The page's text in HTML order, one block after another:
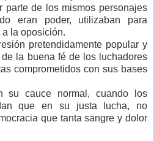
parte de los mismos personajes
eran poder, utilizaban para
la oposición.
pretendidamente popular y
la buena fé de los luchadores
comprometidos con sus bases
cauce normal, cuando los
que en su justa lucha, no
que tanta sangre y dolor